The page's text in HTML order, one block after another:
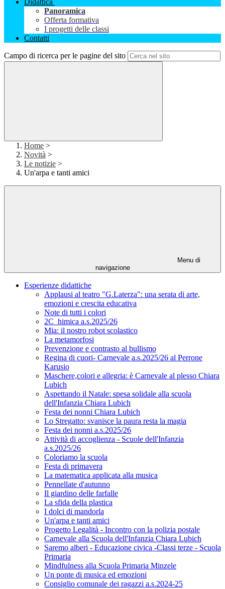
Didattica
Panoramica
Offerta formativa
I progetti delle classi
Contatti
Campo di ricerca per le pagine del sito
Home >
Novità >
Le notizie >
Un'arpa e tanti amici
Menu di
navigazione
Esperienze didattiche
Applausi al teatro "G.Laterza": una serata di arte,
emozioni e crescita educativa
Note di tutti i colori
2C_himica a.s.2025/26
Mia: il nostro robot scolastico
La metamorfosi
Prevenzione e contrasto al bullismo
Regina di cuori- Carnevale a.s.2025/26 al Perrone
Karusio
Maschere,colori e allegria: è Carnevale al plesso Chiara
Lubich
Aspettando il Natale: spesa solidale alla scuola
dell'Infanzia Chiara Lubich
Festa dei nonni Chiara Lubich
Lo Stregatto: svanisce la paura resta la magia
Festa dei nonni a.s.2025/26
Attività di accoglienza - Scuole dell'Infanzia
a.s.2025/26
Coloriamo la scuola
Festa di primavera
La matematica applicata alla musica
Pennellate d'autunno
Il giardino delle farfalle
La sfida della plastica
I dolci di mandorla
Un'arpa e tanti amici
Progetto Legalità - Incontro con la polizia postale
Carnevale alla Scuola dell'Infanzia Chiara Lubich
Saremo alberi - Educazione civica -Classi terze - Scuola
Primaria
Mindfulness alla Scuola Primaria Minzele
Un ponte di musica ed emozioni
Consiglio comunale dei ragazzi a.s.2024-25